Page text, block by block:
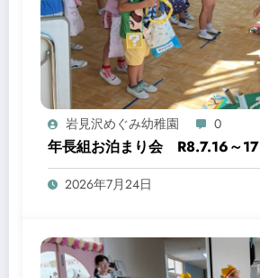
岩見沢めぐみ幼稚園 0
年長組お泊まり会 R8.7.16～17
2026年7月24日